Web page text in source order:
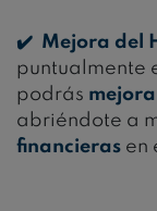
✔️ Mejora del
puntualmente
podrás
abriéndote a
financieras en